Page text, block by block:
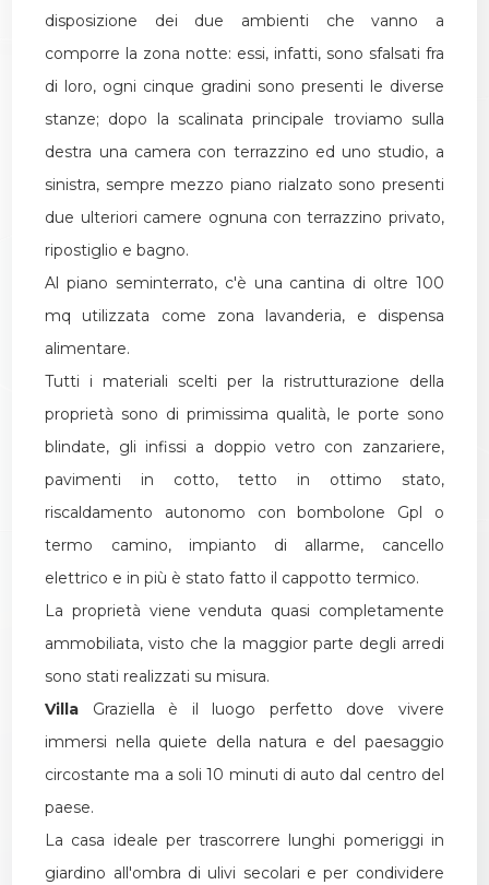
disposizione dei due ambienti che vanno a
comporre la zona notte: essi, infatti, sono sfalsati fra
di loro, ogni cinque gradini sono presenti le diverse
stanze; dopo la scalinata principale troviamo sulla
destra una camera con terrazzino ed uno studio, a
sinistra, sempre mezzo piano rialzato sono presenti
due ulteriori camere ognuna con terrazzino privato,
ripostiglio e bagno.
Al piano seminterrato, c'è una cantina di oltre 100
mq utilizzata come zona lavanderia, e dispensa
alimentare.
Tutti i materiali scelti per la ristrutturazione della
proprietà sono di primissima qualità, le porte sono
blindate, gli infissi a doppio vetro con zanzariere,
pavimenti in cotto, tetto in ottimo stato,
riscaldamento autonomo con bombolone Gpl o
termo camino, impianto di allarme, cancello
elettrico e in più è stato fatto il cappotto termico.
La proprietà viene venduta quasi completamente
ammobiliata, visto che la maggior parte degli arredi
sono stati realizzati su misura.
Villa Graziella è il luogo perfetto dove vivere
immersi nella quiete della natura e del paesaggio
circostante ma a soli 10 minuti di auto dal centro del
paese.
La casa ideale per trascorrere lunghi pomeriggi in
giardino all'ombra di ulivi secolari e per condividere